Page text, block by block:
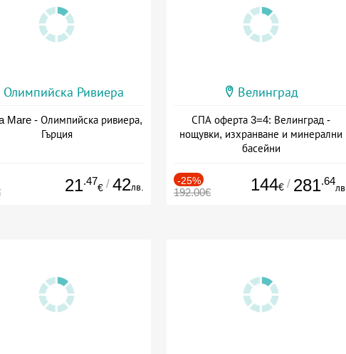
Олимпийска Ривиера
Mare - Олимпийска ривиера,
Гърция
21.47
€ / 42лв.
Велинград
СПА оферта 3=4: Велинград -
нощувки, изхранване и минерални
басейни
-25%
192.00€ 144€ / 281.64
лв.